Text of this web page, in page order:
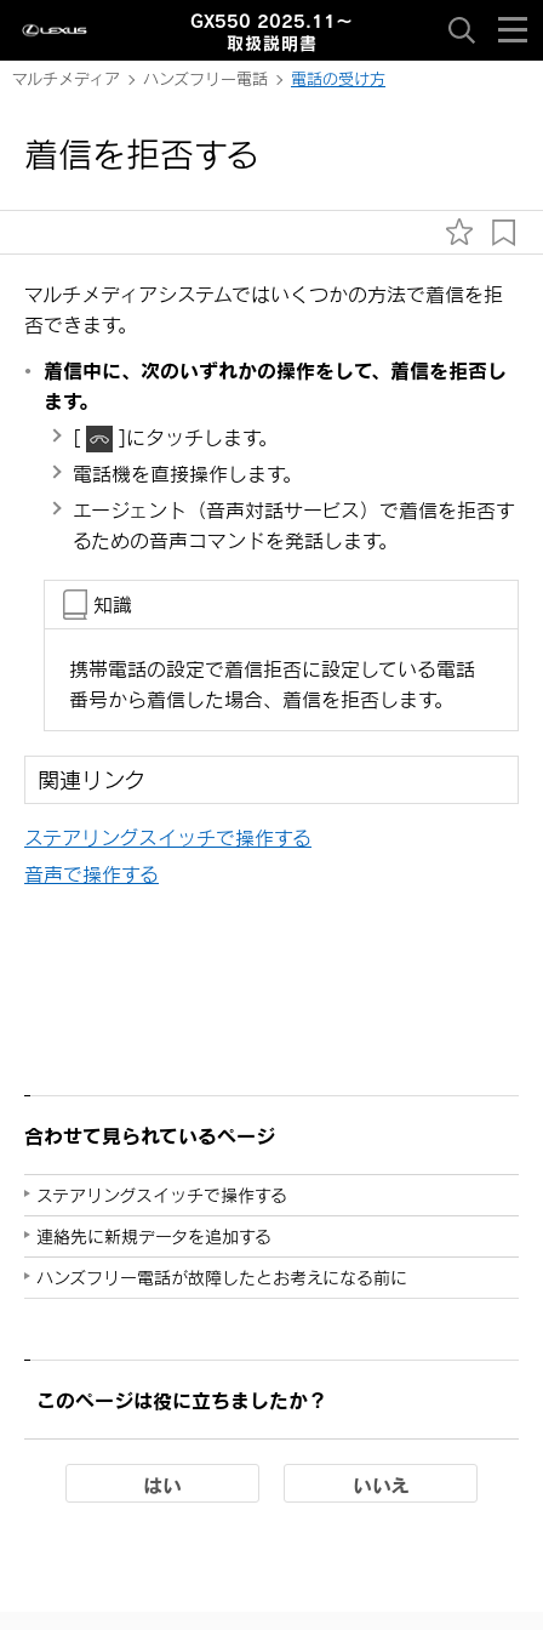
GX550 2025.11～
取扱説明書
マルチメディア ハンズフリー電話 電話の受け方
着信を拒否する
マルチメディアシステムではいくつかの方法で着信を拒
否できます。
着信中に、次のいずれかの操作をして、着信を拒否し
ます。
[‍ ‍]にタッチします。
電話機を直接操作します。
エージェント（音声対話サービス）で着信を拒否す
るための音声コマンドを発話します。
知識
携帯電話の設定で着信拒否に設定している電話
番号から着信した場合、着信を拒否します。
関連リンク
ステアリングスイッチで操作する
音声で操作する
合わせて見られているページ
ステアリングスイッチで操作する
連絡先に新規データを追加する
ハンズフリー電話が故障したとお考えになる前に
このページは役に立ちましたか？
はい いいえ